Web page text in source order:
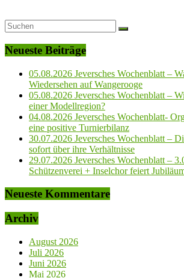
Neueste Beiträge
05.08.2026 Jeversches Wochenblatt –
Wiedersehen auf Wangerooge
05.08.2026 Jeversches Wochenblatt –
einer Modellregion?
04.08.2026 Jeversches Wochenblatt-
eine positive Turnierbilanz
30.07.2026 Jeversches Wochenblatt –
sofort über ihre Verhältnisse
29.07.2026 Jeversches Wochenblatt –
Schützenverei + Inselchor feiert
Neueste Kommentare
Archiv
August 2026
Juli 2026
Juni 2026
Mai 2026